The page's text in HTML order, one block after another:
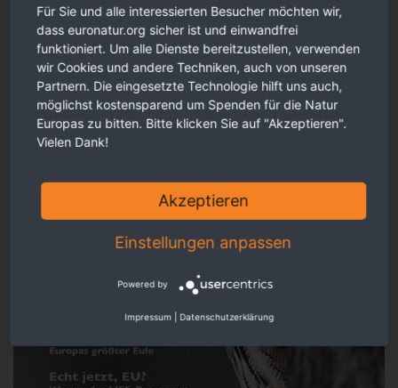
Für Sie und alle interessierten Besucher möchten wir,
dass euronatur.org sicher ist und einwandfrei
funktioniert. Um alle Dienste bereitzustellen, verwenden
wir Cookies und andere Techniken, auch von unseren
Partnern. Die eingesetzte Technologie hilft uns auch,
möglichst kostensparend um Spenden für die Natur
Europas zu bitten. Bitte klicken Sie auf "Akzeptieren".
Vielen Dank!
Akzeptieren
Einstellungen anpassen
Powered by
Impressum Datenschutzerklärung